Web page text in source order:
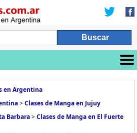
en Argentina
>Clases de Manga en Jujuy
Barbara>Clases de Manga en El Fuerte